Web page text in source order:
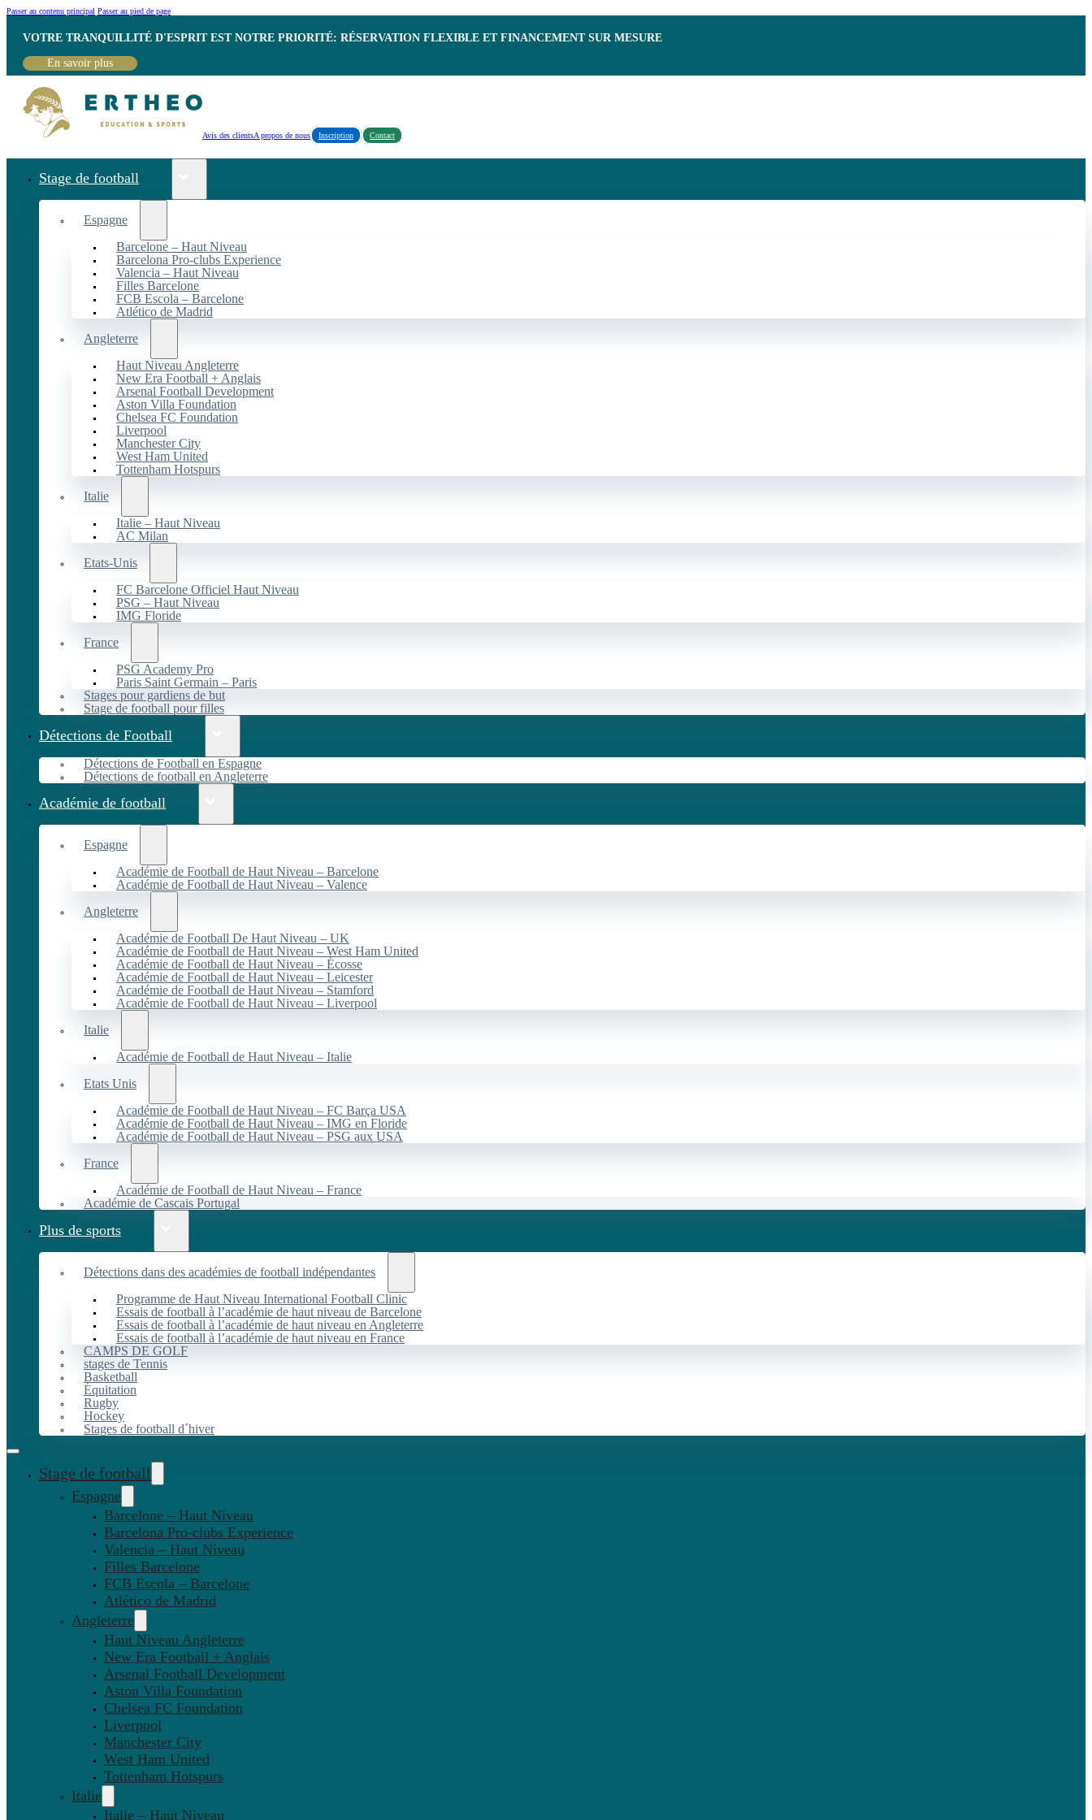
Passer au contenu principal Passer au pied de page
VOTRE TRANQUILLITÉ D'ESPRIT EST NOTRE PRIORITÉ: RÉSERVATION FLEXIBLE ET FINANCEMENT SUR MESURE
En savoir plus
Avis des clientsA propos de nous Inscription Contact
Stage de football
Espagne
Barcelone – Haut Niveau
Barcelona Pro-clubs Experience
Valencia – Haut Niveau
Filles Barcelone
FCB Escola – Barcelone
Atlético de Madrid
Angleterre
Haut Niveau Angleterre
New Era Football + Anglais
Arsenal Football Development
Aston Villa Foundation
Chelsea FC Foundation
Liverpool
Manchester City
West Ham United
Tottenham Hotspurs
Italie
Italie – Haut Niveau
AC Milan
Etats-Unis
FC Barcelone Officiel Haut Niveau
PSG – Haut Niveau
IMG Floride
France
PSG Academy Pro
Paris Saint Germain – Paris
Stages pour gardiens de but
Stage de football pour filles
Détections de Football
Détections de Football en Espagne
Détections de football en Angleterre
Académie de football
Espagne
Académie de Football de Haut Niveau – Barcelone
Académie de Football de Haut Niveau – Valence
Angleterre
Académie de Football De Haut Niveau – UK
Académie de Football de Haut Niveau – West Ham United
Académie de Football de Haut Niveau – Écosse
Académie de Football de Haut Niveau – Leicester
Académie de Football de Haut Niveau – Stamford
Académie de Football de Haut Niveau – Liverpool
Italie
Académie de Football de Haut Niveau – Italie
Etats Unis
Académie de Football de Haut Niveau – FC Barça USA
Académie de Football de Haut Niveau – IMG en Floride
Académie de Football de Haut Niveau – PSG aux USA
France
Académie de Football de Haut Niveau – France
Académie de Cascais Portugal
Plus de sports
Détections dans des académies de football indépendantes
Programme de Haut Niveau International Football Clinic
Essais de football à l’académie de haut niveau de Barcelone
Essais de football à l’académie de haut niveau en Angleterre
Essais de football à l’académie de haut niveau en France
CAMPS DE GOLF
stages de Tennis
Basketball
Équitation
Rugby
Hockey
Stages de football d´hiver
Stage de football
Espagne
Barcelone – Haut Niveau
Barcelona Pro-clubs Experience
Valencia – Haut Niveau
Filles Barcelone
FCB Escola – Barcelone
Atlético de Madrid
Angleterre
Haut Niveau Angleterre
New Era Football + Anglais
Arsenal Football Development
Aston Villa Foundation
Chelsea FC Foundation
Liverpool
Manchester City
West Ham United
Tottenham Hotspurs
Italie
Italie – Haut Niveau